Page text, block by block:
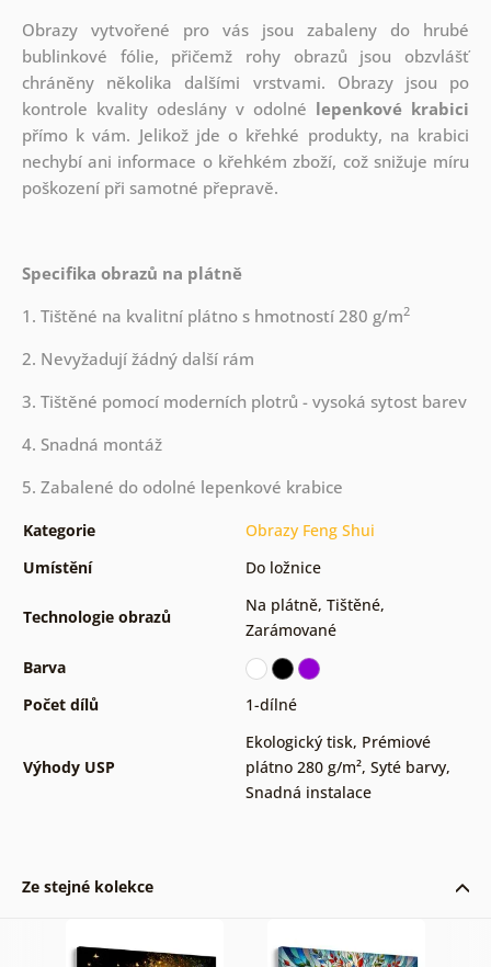
Obrazy vytvořené pro vás jsou zabaleny do hrubé
bublinkové fólie, přičemž rohy obrazů jsou obzvlášť
chráněny několika dalšími vrstvami. Obrazy jsou po
kontrole kvality odeslány v odolné lepenkové krabici
přímo k vám. Jelikož jde o křehké produkty, na krabici
nechybí ani informace o křehkém zboží, což snižuje míru
poškození při samotné přepravě.
Specifika obrazů na plátně
1. Tištěné na kvalitní plátno s hmotností 280 g/m2
2. Nevyžadují žádný další rám
3. Tištěné pomocí moderních plotrů - vysoká sytost barev
4. Snadná montáž
5. Zabalené do odolné lepenkové krabice
Kategorie
Obrazy Feng Shui
Umístění
Do ložnice
Technologie obrazů
Na plátně, Tištěné,
Zarámované
Barva
Počet dílů
1-dílné
Výhody USP
Ekologický tisk, Prémiové
plátno 280 g/m², Syté barvy,
Snadná instalace
Ze stejné kolekce